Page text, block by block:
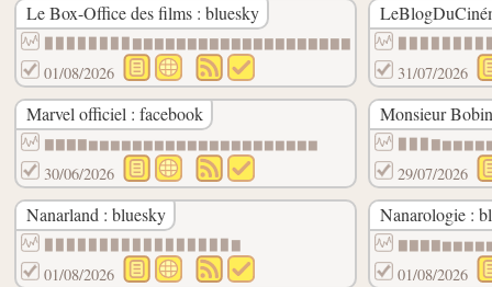
Le Box-Office des films : bluesky
▉▉▉▉▉▉▉▉▇▇▇▇▇▇▇▇▇▇▇▇▇▇▇▇▇▇▇▇
01/08/2026 31/07/2026
Marvel officiel : facebook
▇▇▇▇▆▆▆▆▆▆▆▆▆▆▆▆▆▆▆▆▆▆▆▆▆
30/06/2026
Monsieur
29/07/2026
Nanarland : bluesky
▉▉▉▉▉▉▉▉▉▉▉▉▉▉▉▉▉▇
01/08/2026
Nanarologie :
01/08/2026